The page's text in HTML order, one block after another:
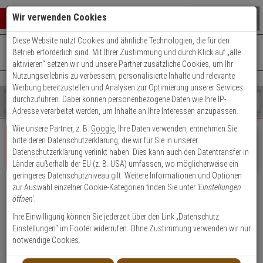
Warenkorb schließen
0 ARTIKEL IM WARENKORB
Ihr Warenkorb ist momentan leer.
Ergebnisse ()
Fertig
Shop
durchsuchen
Bitte
geben
Sie
mindestens
Zeichen
ein,
um
Suche
Es
wurde
noch
Kategorien
Suche
gestartet
+49 (0)821 899 493-0Mo. - Do.: 8:00 - 16:30 | Fr.: 8:00 - 14:00 Uhr
Kontaktservice nutzen
Geschäftskunde Privatkunde Login
Vorteile für Geschäftskunden, Händler &
Attraktive Einkaufspreise, Rabatte und Zahlungskonditionen
Kauf auf Rechnung (nach positiver Bonitätsauskunft)
Persönliche Ansprechpartner durch Key Account Manager/Techniker
Wir verwenden Cookies
Diese Website nutzt Cookies und ähnliche Technologien, die für den
Betrieb erforderlich sind. Mit Ihrer Zustimmung und durch Klick auf „alle
aktivieren“ setzen wir und unsere Partner zusätzliche Cookies, um Ihr
Nutzungserlebnis zu verbessern, personalisierte Inhalte und relevante
Werbung bereitzustellen und Analysen zur Optimierung unserer Services
durchzuführen. Dabei können personenbezogene Daten wie Ihre IP-
Adresse verarbeitet werden, um Inhalte an Ihre Interessen anzupassen.
Wie unsere Partner, z. B. Google , Ihre Daten verwenden, entnehmen Sie
bitte deren Datenschutzerklärung, die wir für Sie in unserer
Datenschutzerklärung verlinkt haben. Dies kann auch den Datentransfer in
Länder außerhalb der EU (z. B. USA) umfassen, wo möglicherweise ein
geringeres Datenschutzniveau gilt. Weitere Informationen und Optionen
zur Auswahl einzelner Cookie-Kategorien finden Sie unter 'Einstellungen
öffnen'.
Ihre Einwilligung können Sie jederzeit über den Link „Datenschutz
Einstellungen“ im Footer widerrufen. Ohne Zustimmung verwenden wir nur
notwendige Cookies.